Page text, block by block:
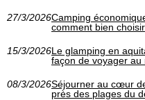
27/3/2026Camping
comment bien choisir
15/3/2026Le glamping en
façon de voyager au
08/3/2026Séjourner au cœur
près des plages du